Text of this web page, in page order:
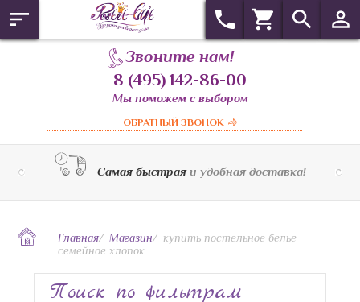
Звоните нам!
8 (495) 142-86-00
Мы поможем с выбором
ОБРАТНЫЙ ЗВОНОК
Самая быстраяи удобная доставка!
Главная/ Магазин/ купить постельное белье
семейное хлопок
Поиск по фильтрам